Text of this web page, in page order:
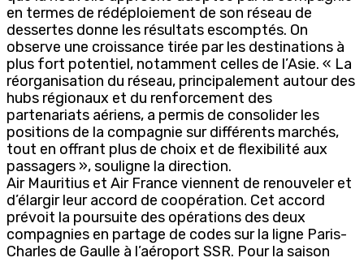
en termes de rédéploiement de son réseau de
dessertes donne les résultats escomptés. On
observe une croissance tirée par les destinations à
plus fort potentiel, notamment celles de l’Asie. « La
réorganisation du réseau, principalement autour des
hubs régionaux et du renforcement des
partenariats aériens, a permis de consolider les
positions de la compagnie sur différents marchés,
tout en offrant plus de choix et de flexibilité aux
passagers », souligne la direction.
Air Mauritius et Air France viennent de renouveler et
d’élargir leur accord de coopération. Cet accord
prévoit la poursuite des opérations des deux
compagnies en partage de codes sur la ligne Paris-
Charles de Gaulle à l’aéroport SSR. Pour la saison